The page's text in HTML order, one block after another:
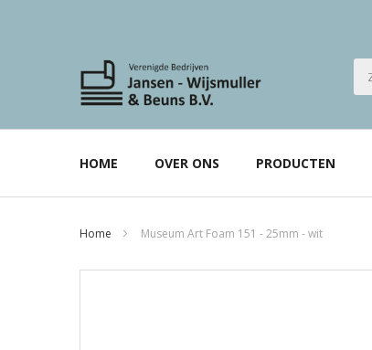
HOME OVER ONS PRODUCTEN
Home Museum Art Foam 151 - 25mm - wit